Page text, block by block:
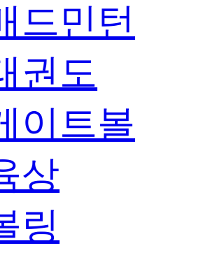
드민턴
권도
이트볼
상
링